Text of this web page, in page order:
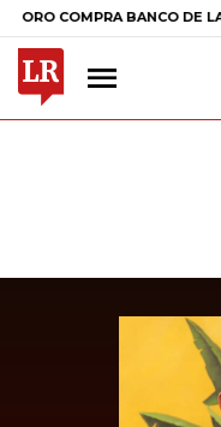
BANCO DE LA